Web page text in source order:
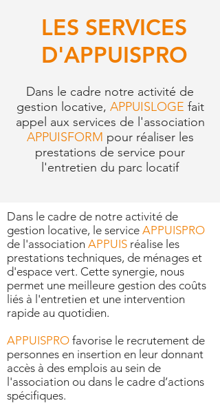
LES SERVICES
D'APPUISPRO
Dans le cadre notre activité de
gestion locative, APPUISLOGE fait
appel aux services de l'association
APPUISFORM pour réaliser les
prestations de service pour
l'entretien du parc locatif
Dans le cadre de notre activité de
gestion locative, le service APPUISPRO
de l'association APPUIS réalise les
prestations techniques, de ménages et
d'espace vert. Cette synergie, nous
permet une meilleure gestion des coûts
liés à l'entretien et une intervention
rapide au quotidien.
APPUISPRO favorise le recrutement de
personnes en insertion en leur donnant
accès à des emplois au sein de
l'association ou dans le cadre d’actions
spécifiques.